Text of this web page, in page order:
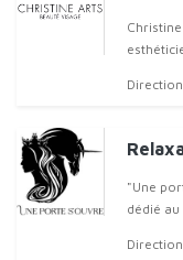
de
"Une
dédié